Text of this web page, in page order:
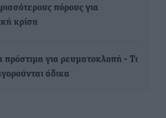
πόρους για
κρίση
για ρευματοκλοπή - Τι
άδικα